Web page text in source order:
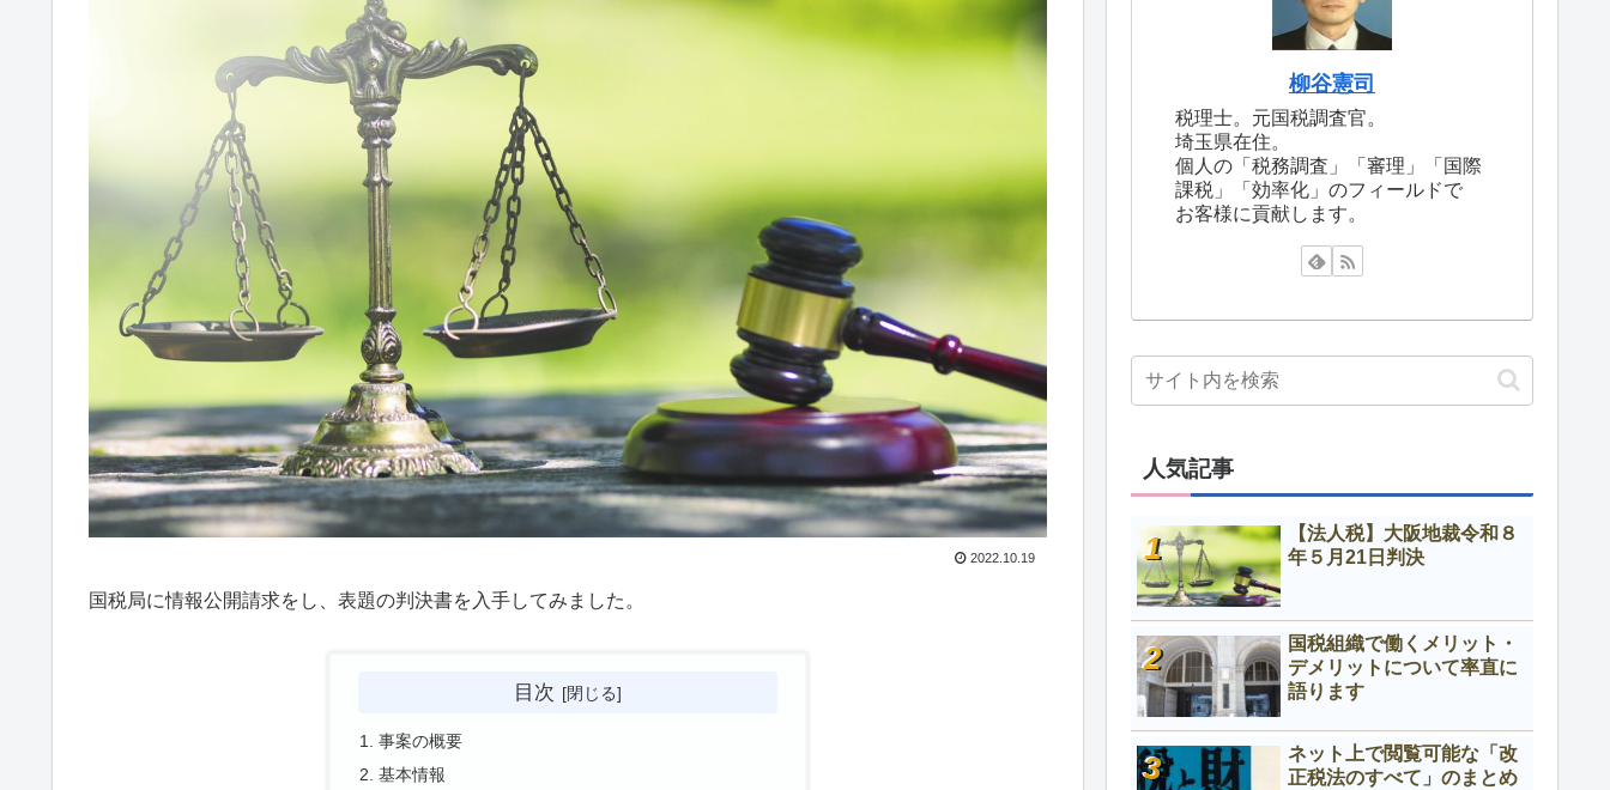
2022.10.19
国税局に情報公開請求をし、表題の判決書を入手してみました。
目次
事案の概要
基本情報
柳谷憲司
税理士。元国税調査官。
埼玉県在住。
個人の「税務調査」「審理」「国際
課税」「効率化」のフィールドで
お客様に貢献します。
人気記事
【法人税】大阪地裁令和８
年５月21日判決
国税組織で働くメリット・
デメリットについて率直に
語ります
ネット上で閲覧可能な「改
正税法のすべて」のまとめ